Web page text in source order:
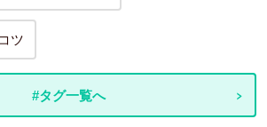
ツ
#タグ一覧へ